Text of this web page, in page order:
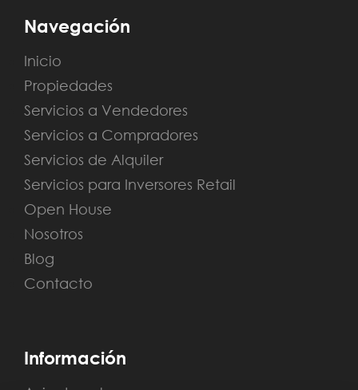
Navegación
Inicio
Propiedades
Servicios a Vendedores
Servicios a Compradores
Servicios de Alquiler
Servicios para Inversores Retail
Open House
Nosotros
Blog
Contacto
Información